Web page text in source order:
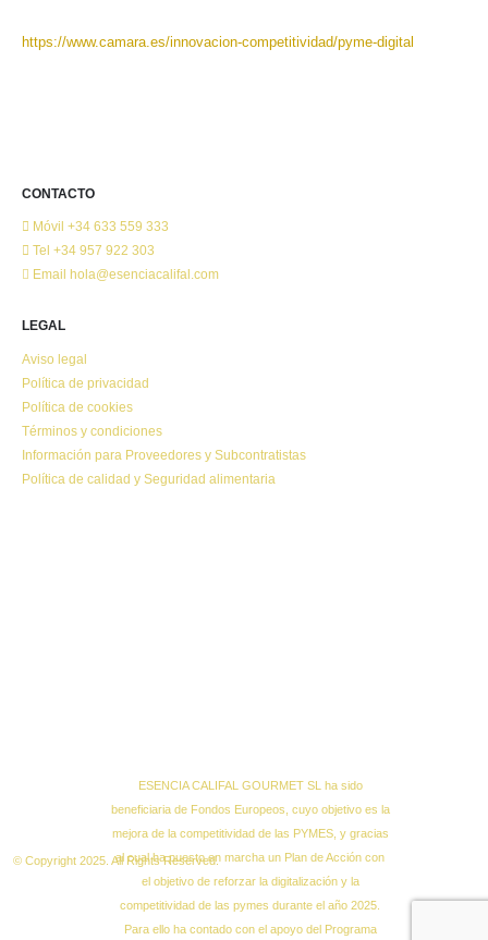
https://www.camara.es/innovacion-competitividad/pyme-digital
CONTACTO
Móvil +34 633 559 333
Tel +34 957 922 303
Email
hola@esenciacalifal.com
LEGAL
Aviso legal
Política de privacidad
Política de cookies
Términos y condiciones
Información para Proveedores y Subcontratistas
Política de calidad y Seguridad alimentaria
© Copyright 2025. All Rights Reserved.
ESENCIA CALIFAL GOURMET SL ha sido
beneficiaria de Fondos Europeos, cuyo objetivo es la
mejora de la competitividad de las PYMES, y gracias
al cual ha puesto en marcha un Plan de Acción con
el objetivo de reforzar la digitalización y la
competitividad de las pymes durante el año 2025.
Para ello ha contado con el apoyo del Programa